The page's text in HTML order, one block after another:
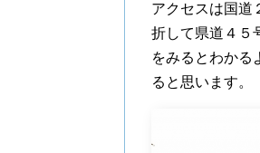
アクセスは国道
折して県道４５
をみるとわかる
ると思います。